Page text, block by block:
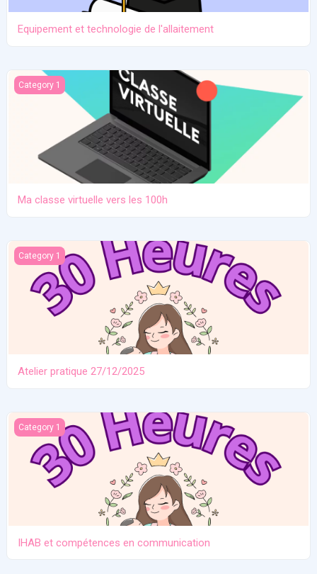
Equipement et technologie de l'allaitement
Ma classe virtuelle vers les 100h
Category 1
Ma classe virtuelle vers les 100h
Atelier pratique 27/12/2025
Category 1
Atelier pratique 27/12/2025
IHAB et compétences en communication
Category 1
IHAB et compétences en communication